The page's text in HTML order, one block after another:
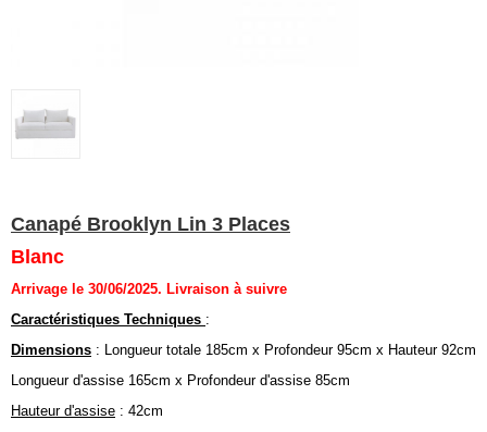
Canapé Brooklyn Lin 3 Places
Blanc
Arrivage le 30/06/2025. Livraison à suivre
Caractéristiques Techniques :
Dimensions : Longueur totale 185cm x Profondeur 95cm x Hauteur 92cm
Longueur d'assise 165cm x Profondeur d'assise 85cm
Hauteur d'assise : 42cm